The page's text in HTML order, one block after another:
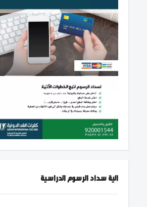
الية سداد الرسوم الدراسية